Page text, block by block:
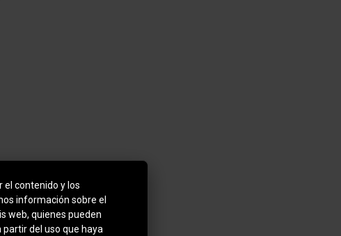
el contenido y los
información sobre el
web, quienes pueden
del uso que haya